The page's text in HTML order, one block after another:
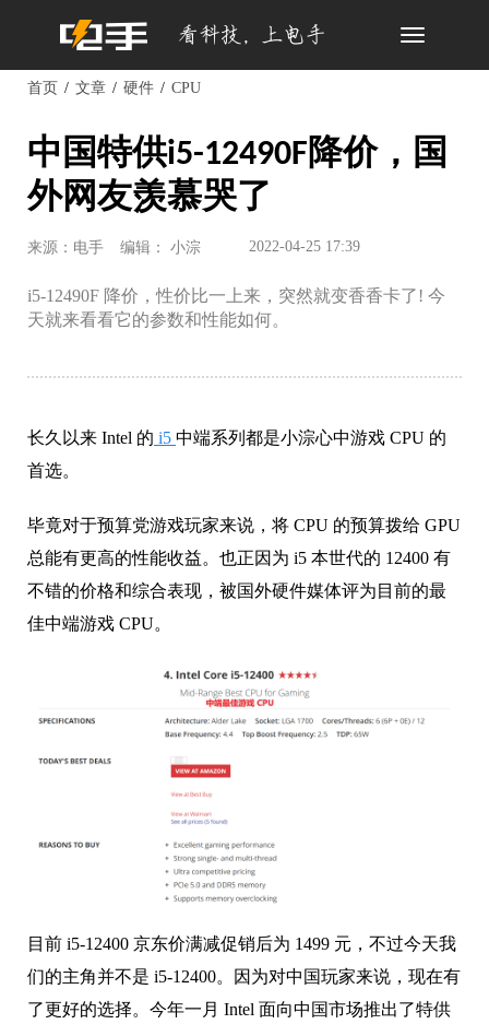
Toggle
首页 文章 硬件 CPU
中国特供i5-12490F降价，国
外网友羡慕哭了
来源：电手 编辑： 小淙 2022-04-25 17:39
i5-12490F 降价，性价比一上来，突然就变香香卡了! 今
天就来看看它的参数和性能如何。
长久以来 Intel 的 i5 中端系列都是小淙心中游戏 CPU 的
首选。
毕竟对于预算党游戏玩家来说，将 CPU 的预算拨给 GPU
总能有更高的性能收益。也正因为 i5 本世代的 12400 有
不错的价格和综合表现，被国外硬件媒体评为目前的最
佳中端游戏 CPU。
目前 i5-12400 京东价满减促销后为 1499 元，不过今天我
们的主角并不是 i5-12400。因为对中国玩家来说，现在有
了更好的选择。今年一月 Intel 面向中国市场推出了特供